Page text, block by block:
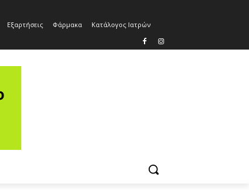
Εξαρτήσεις Φάρμακα Κατάλογος Ιατρών